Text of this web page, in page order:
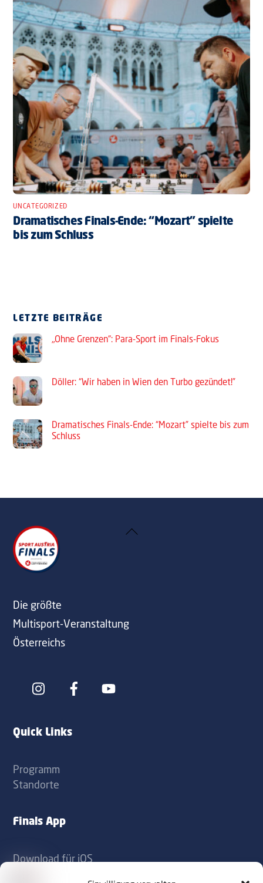
UNCATEGORIZED
Dramatisches Finals-Ende: “Mozart” spielte
bis zum Schluss
LETZTE BEITRÄGE
„Ohne Grenzen“: Para-Sport im Finals-Fokus
Döller: “Wir haben in Wien den Turbo gezündet!”
Dramatisches Finals-Ende: “Mozart” spielte bis zum
Schluss
Back
Die größte
Multisport-Veranstaltung
Österreichs
Icon
Icon
Quick Links
Programm
Standorte
Finals App
Download für iOS